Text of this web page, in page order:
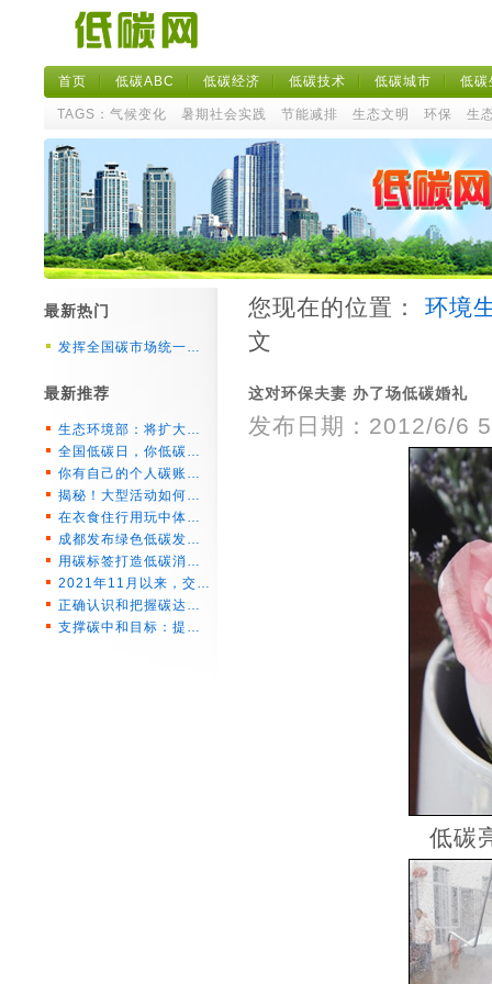
首页 低碳ABC 低碳经济 低碳技术 低碳城市 低碳
TAGS： 气候变化 暑期社会实践 节能减排 生态文明 环保 生
最新热门
发挥全国碳市场统一…
最新推荐
生态环境部：将扩大…
全国低碳日，你低碳…
你有自己的个人碳账…
揭秘！大型活动如何…
在衣食住行用玩中体…
成都发布绿色低碳发…
用碳标签打造低碳消…
2021年11月以来，交…
正确认识和把握碳达…
支撑碳中和目标：提…
您现在的位置： 环境
文
这对环保夫妻 办了场低碳婚礼
发布日期：2012/6/6
低碳